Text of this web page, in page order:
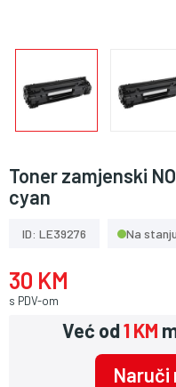
Toner zamjenski
cyan
ID: LE39276 Na stanju
30 KM
s PDV-om
Već od1 KM
Naruči